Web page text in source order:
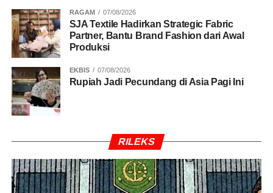
RAGAM 07/08/2026
SJA Textile Hadirkan Strategic Fabric
Partner, Bantu Brand Fashion dari Awal
Produksi
EKBIS 07/08/2026
Rupiah Jadi Pecundang di Asia Pagi Ini
RILEKS